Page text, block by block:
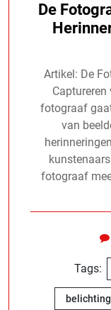
De
Artikel: De
fotograaf
van
fotograaf
Tags: